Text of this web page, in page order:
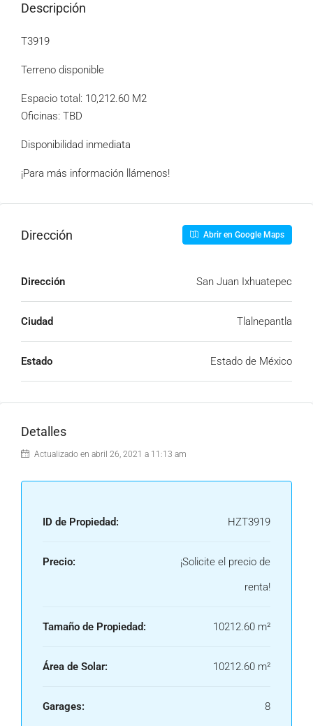
Descripción
T3919
Terreno disponible
Espacio total: 10,212.60 M2
Oficinas: TBD
Disponibilidad inmediata
¡Para más información llámenos!
Dirección Abrir en Google Maps
Dirección San Juan Ixhuatepec
Ciudad Tlalnepantla
Estado Estado de México
Detalles
Actualizado en abril 26, 2021 a 11:13 am
ID de Propiedad: HZT3919
Precio:
¡Solicite el precio de
renta!
Tamaño de Propiedad: 10212.60 m²
Área de Solar: 10212.60 m²
Garages: 8